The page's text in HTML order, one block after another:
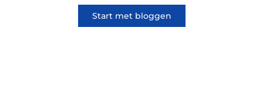
Start met bloggen